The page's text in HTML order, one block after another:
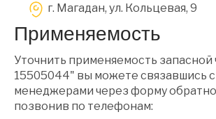
г. Магадан, ул. Кольцевая, 9
Применяемость
Уточнить применяемость запасной
15505044" вы можете связавшись
менеджерами через форму
позвонив по телефонам: